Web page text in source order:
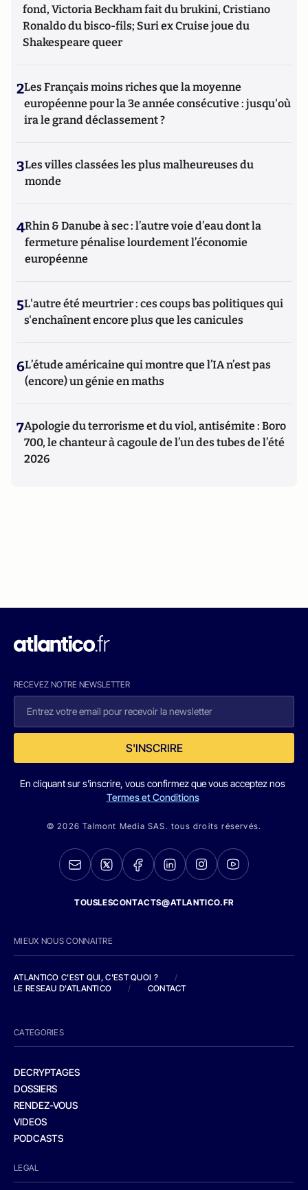
fond, Victoria Beckham fait du brukini, Cristiano
Ronaldo du bisco-fils; Suri ex Cruise joue du
Shakespeare queer
2Les Français moins riches que la moyenne
européenne pour la 3e année consécutive : jusqu'où
ira le grand déclassement ?
3Les villes classées les plus malheureuses du
monde
4Rhin & Danube à sec : l’autre voie d’eau dont la
fermeture pénalise lourdement l’économie
européenne
5L'autre été meurtrier : ces coups bas politiques qui
s'enchaînent encore plus que les canicules
6L’étude américaine qui montre que l’IA n’est pas
(encore) un génie en maths
7Apologie du terrorisme et du viol, antisémite : Boro
700, le chanteur à cagoule de l’un des tubes de l’été
2026
RECEVEZ NOTRE NEWSLETTER
S'INSCRIRE
En cliquant sur s'inscrire, vous confirmez que vous acceptez nos
Termes et Conditions
© 2026 Talmont Media SAS. tous droits réservés.
TOUSLESCONTACTS@ATLANTICO.FR
MIEUX NOUS CONNAITRE
ATLANTICO C'EST QUI, C'EST QUOI ?
/
LE RESEAU D'ATLANTICO
/ CONTACT
CATEGORIES
DECRYPTAGES
DOSSIERS
RENDEZ-VOUS
VIDEOS
PODCASTS
LEGAL